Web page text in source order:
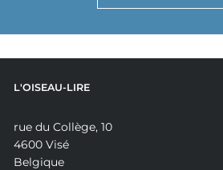
L'OISEAU-LIRE
rue du Collège, 10
4600 Visé
Belgique